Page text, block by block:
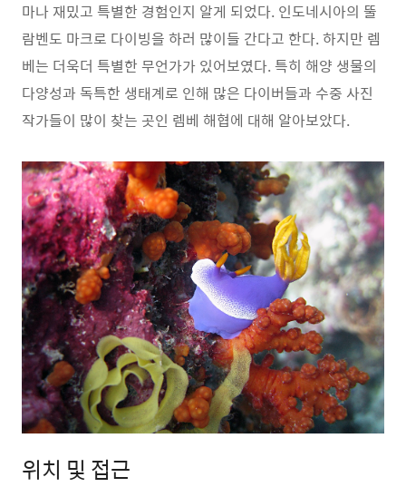
마나 재밌고 특별한 경험인지 알게 되었다. 인도네시아의 뚤
람벤도 마크로 다이빙을 하러 많이들 간다고 한다. 하지만 렘
베는 더욱더 특별한 무언가가 있어보였다. 특히 해양 생물의
다양성과 독특한 생태계로 인해 많은 다이버들과 수중 사진
작가들이 많이 찾는 곳인 렘베 해협에 대해 알아보았다.
위치 및 접근